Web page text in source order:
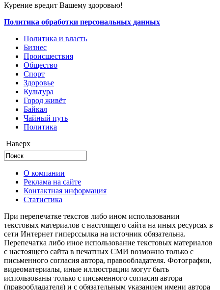
Курение вредит Вашему здоровью!
Политика обработки персональных данных
Политика и власть
Бизнес
Происшествия
Общество
Cпорт
Здоровье
Культура
Город живёт
Байкал
Чайный путь
Политика
Наверх
О компании
Реклама на сайте
Контактная информация
Статистика
При перепечатке текстов либо ином использовании
текстовых материалов с настоящего сайта на иных ресурсах в
сети Интернет гиперссылка на источник обязательна.
Перепечатка либо иное использование текстовых материалов
с настоящего сайта в печатных СМИ возможно только с
письменного согласия автора, правообладателя. Фотографии,
видеоматериалы, иные иллюстрации могут быть
использованы только с письменного согласия автора
(правообладателя) и с обязательным указанием имени автора